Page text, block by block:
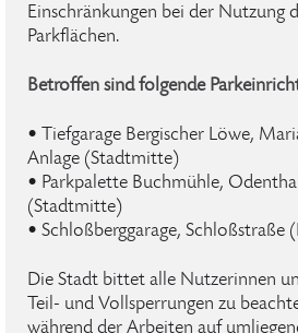
Einschränkungen bei der Nutzung
Parkflächen.
Betroffen sind folgende
• Tiefgarage Bergischer Löwe,
Anlage (Stadtmitte)
• Parkpalette Buchmühle,
(Stadtmitte)
• Schloßberggarage, Schloßstraße
Die Stadt bittet alle Nutzerinnen
Teil- und Vollsperrungen zu
während der Arbeiten auf